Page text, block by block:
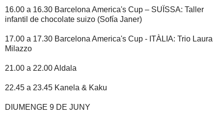
16.00 a 16.30 Barcelona America's Cup – SUÏSSA: Taller
infantil de chocolate suizo (Sofía Janer)
17.00 a 17.30 Barcelona America's Cup - ITÀLIA: Trio Laura
Milazzo
21.00 a 22.00 Aldala
22.45 a 23.45 Kanela & Kaku
DIUMENGE 9 DE JUNY